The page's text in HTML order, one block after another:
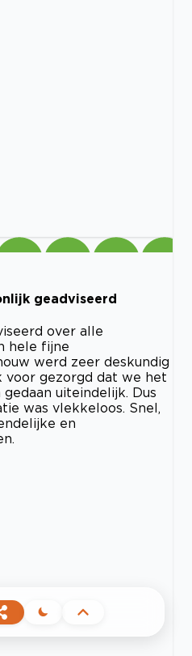
geadviseerd
over alle
hele fijne
werd zeer deskundig
voor gezorgd dat we het
uiteindelijk. Dus
was vlekkeloos. Snel,
en